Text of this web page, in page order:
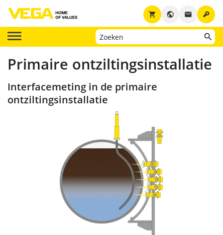
key
email
public
shopping_cart
Primaire ontziltingsinstallatie
Interfacemeting in de primaire
ontziltingsinstallatie